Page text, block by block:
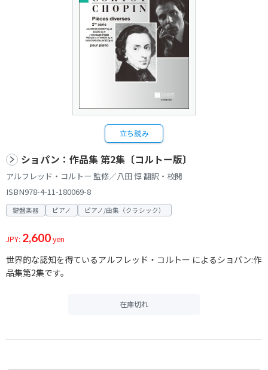
立ち読み
ショパン：作品集 第2集〔コルトー版〕
アルフレッド・コルトー 監修／八田 惇 翻訳・校閲
ISBN978-4-11-180069-8
鍵盤楽器 ピアノ ピアノ/曲集（クラシック）
JPY: 2,600yen
世界的な認知を得ているアルフレッド・コルトー によるショパン:作
品集第2集です。
在庫切れ